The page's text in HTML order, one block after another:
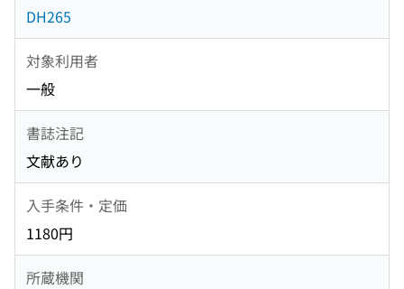
DH265
対象利用者
一般
書誌注記
文献あり
入手条件・定価
1180円
所蔵機関